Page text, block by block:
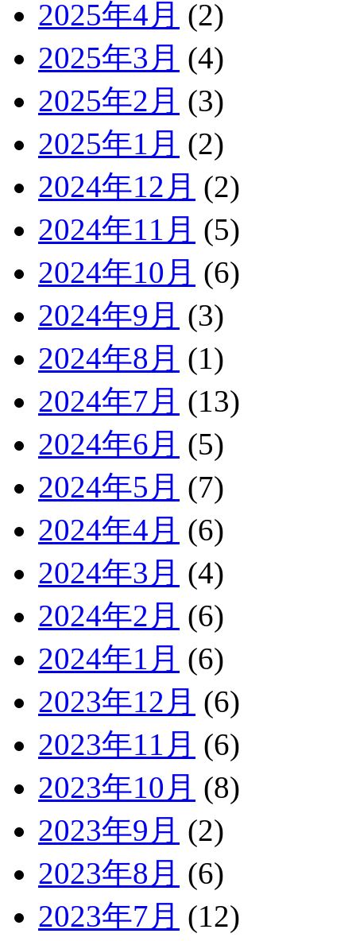
2025年4月 (2)
2025年3月 (4)
2025年2月 (3)
2025年1月 (2)
2024年12月 (2)
2024年11月 (5)
2024年10月 (6)
2024年9月 (3)
2024年8月 (1)
2024年7月 (13)
2024年6月 (5)
2024年5月 (7)
2024年4月 (6)
2024年3月 (4)
2024年2月 (6)
2024年1月 (6)
2023年12月 (6)
2023年11月 (6)
2023年10月 (8)
2023年9月 (2)
2023年8月 (6)
2023年7月 (12)